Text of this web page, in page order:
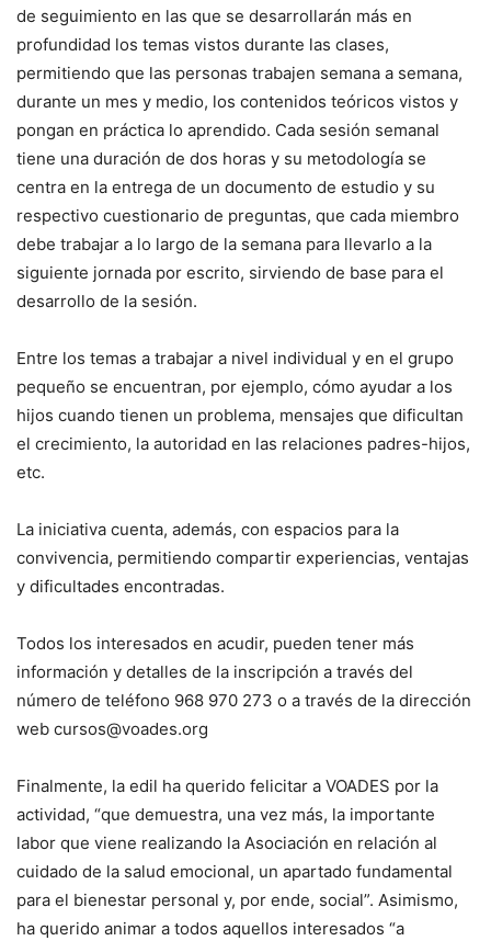
de seguimiento en las que se desarrollarán más en
profundidad los temas vistos durante las clases,
permitiendo que las personas trabajen semana a semana,
durante un mes y medio, los contenidos teóricos vistos y
pongan en práctica lo aprendido. Cada sesión semanal
tiene una duración de dos horas y su metodología se
centra en la entrega de un documento de estudio y su
respectivo cuestionario de preguntas, que cada miembro
debe trabajar a lo largo de la semana para llevarlo a la
siguiente jornada por escrito, sirviendo de base para el
desarrollo de la sesión.
Entre los temas a trabajar a nivel individual y en el grupo
pequeño se encuentran, por ejemplo, cómo ayudar a los
hijos cuando tienen un problema, mensajes que dificultan
el crecimiento, la autoridad en las relaciones padres-hijos,
etc.
La iniciativa cuenta, además, con espacios para la
convivencia, permitiendo compartir experiencias, ventajas
y dificultades encontradas.
Todos los interesados en acudir, pueden tener más
información y detalles de la inscripción a través del
número de teléfono 968 970 273 o a través de la dirección
web cursos@voades.org
Finalmente, la edil ha querido felicitar a VOADES por la
actividad, “que demuestra, una vez más, la importante
labor que viene realizando la Asociación en relación al
cuidado de la salud emocional, un apartado fundamental
para el bienestar personal y, por ende, social”. Asimismo,
ha querido animar a todos aquellos interesados “a